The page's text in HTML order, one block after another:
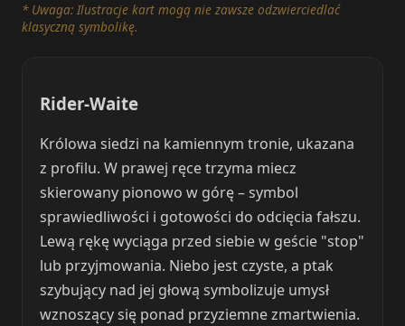
* Uwaga: Ilustracje kart mogą nie zawsze odzwierciedlać
klasyczną symbolikę.
Rider-Waite
Królowa siedzi na kamiennym tronie, ukazana
z profilu. W prawej ręce trzyma miecz
skierowany pionowo w górę – symbol
sprawiedliwości i gotowości do odcięcia fałszu.
Lewą rękę wyciąga przed siebie w geście "stop"
lub przyjmowania. Niebo jest czyste, a ptak
szybujący nad jej głową symbolizuje umysł
wznoszący się ponad przyziemne zmartwienia.